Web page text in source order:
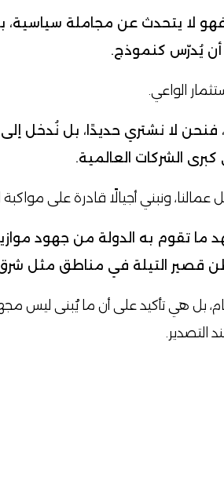
لا يتحدث عن مجاملة سياسية،
يُدرّس كنموذج.
الواعي.
فنحن لا نشتري حديدًا، بل نُدخل
الشركات العالمية.
عمالنا، ونبني أجيالًا قادرة على مواكبة
ما تقوم به الدولة من جهود
قصير التيلة في مناطق مثل
بل هي تأكيد على أن ما يُبنى ليس
التصدير.